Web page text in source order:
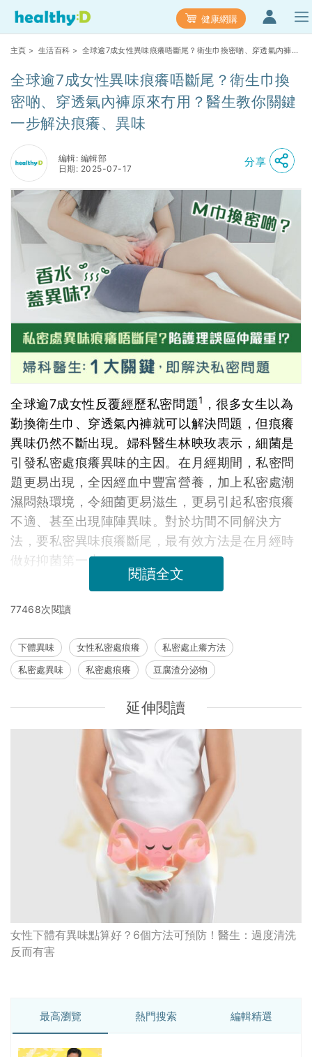
健康網購
主頁 > 生活百科 > 全球逾7成女性異味痕癢唔斷尾？衛生巾換密啲、穿透氣內褲原
全球逾7成女性異味痕癢唔斷尾？衛生巾換
密啲、穿透氣內褲原來冇用？醫生教你關鍵
一步解決痕癢、異味
編輯: 編輯部
日期: 2025-07-17
分享
全球逾7成女性反覆經歷私密問題1
，很多女生以為
勤換衛生巾、穿透氣內褲就可以解決問題，但痕癢
異味仍然不斷出現。婦科醫生林映玫表示，細菌是
引發私密處痕癢異味的主因。在月經期間，私密問
題更易出現，全因經血中豐富營養，加上私密處潮
濕悶熱環境，令細菌更易滋生，更易引起私密痕癢
不適、甚至出現陣陣異味。對於坊間不同解決方
法，要私密異味痕癢斷尾，最有效方法是在月經時
做好抑菌第一步。
閱讀全文
77468次閱讀
下體異味 女性私密處痕癢
私密處止癢方法
私密處異味
私密處痕癢 豆腐渣分泌物
延伸閱讀
女性下體有異味點算好？6個方法可預防！醫生：過度清洗
反而有害
最高瀏覽 熱門搜索 編輯精選